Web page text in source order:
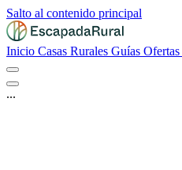
Salto al contenido principal
Inicio Casas Rurales Guías Ofertas
...